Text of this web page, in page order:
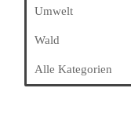
Umwelt
Wald
Alle Kategorien